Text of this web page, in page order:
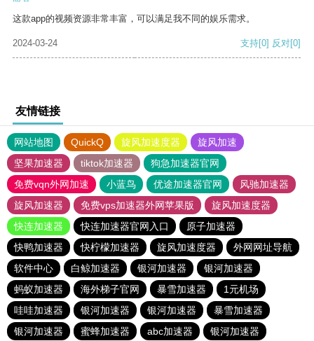
这款app的视频资源非常丰富，可以满足我不同的娱乐需求。
2024-03-24 支持[0] 反对[0]
友情链接
网站地图 QuickQ 旋风加速度器
旋风加速
坚果加速器
tiktok加速器
狗急加速器官网
免费vqn外网加速
小蓝鸟 优途加速器官网
风驰加速器
旋风加速器
免费vps加速器外网苹果版
旋风加速度器
快连加速器
快连加速器官网入口
原子加速器
快鸭加速器
快柠檬加速器 旋风加速度器
外网网址导航
软件中心
白鲸加速器 银河加速器
银河加速器
蚂蚁加速器
海外梯子官网 暴雪加速器
1元机场
哇哇加速器
银河加速器 银河加速器
暴雪加速器
银河加速器
蜜蜂加速器 abc加速器 银河加速器